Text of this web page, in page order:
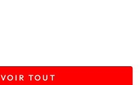
VOIR TOUT